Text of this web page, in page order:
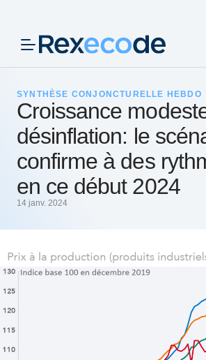
SYNTHÈSE CONJONCTURELLE HEBDO
Croissance
désinflation: le
confirme à des
en ce début 2024
14 janv. 2024